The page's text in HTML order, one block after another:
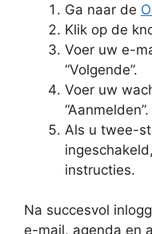
Ga naar de
Klik op de
Voer uw e-
“Volgende”.
Voer uw
“Aanmelden”.
Als u twee-
instructies.
Na succesvol
e-mail, agenda en